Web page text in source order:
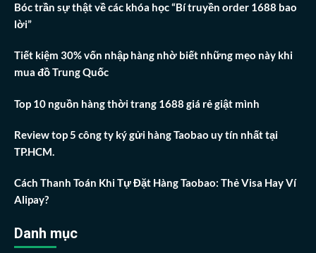
Bóc trần sự thật về các khóa học “Bí truyền order 1688 bao
lời”
Tiết kiệm 30% vốn nhập hàng nhờ biết những mẹo này khi
mua đồ Trung Quốc
Top 10 nguồn hàng thời trang 1688 giá rẻ giật mình
Review top 5 công ty ký gửi hàng Taobao uy tín nhất tại
TP.HCM.
Cách Thanh Toán Khi Tự Đặt Hàng Taobao: Thẻ Visa Hay Ví
Alipay?
Danh mục